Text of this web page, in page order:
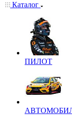
Каталог
ПИЛОТ